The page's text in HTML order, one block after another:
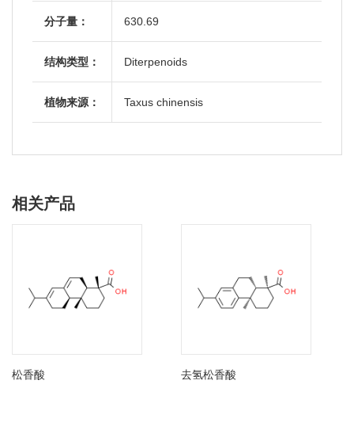
分子量： 630.69
结构类型： Diterpenoids
植物来源： Taxus chinensis
相关产品
松香酸 去氢松香酸